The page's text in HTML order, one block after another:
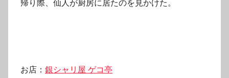
帰り際、仙人が厨房に居たのを見かけた。
お店： 銀シャリ屋 ゲコ亭